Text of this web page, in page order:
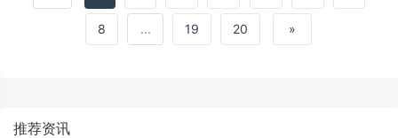
8 ... 19 20 »
推荐资讯